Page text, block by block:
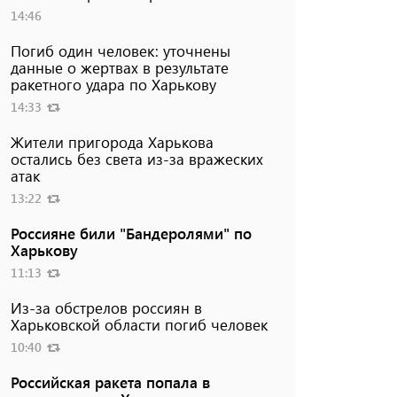
14:46
Погиб один человек: уточнены
данные о жертвах в результате
ракетного удара по Харькову
14:33
Жители пригорода Харькова
остались без света из-за вражеских
атак
13:22
Россияне били "Бандеролями" по
Харькову
11:13
Из-за обстрелов россиян в
Харьковской области погиб человек
10:40
Российская ракета попала в